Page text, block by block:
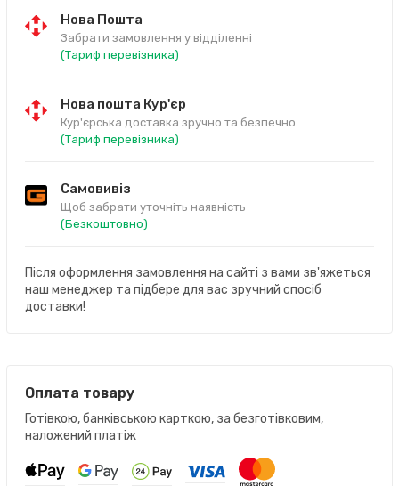
Нова Пошта
Забрати замовлення у відділенні
(Тариф перевізника)
Нова пошта Кур'єр
Кур'єрська доставка зручно та безпечно
(Тариф перевізника)
Самовивіз
Щоб забрати уточніть наявність
(Безкоштовно)
Після оформлення замовлення на сайті з вами зв'яжеться
наш менеджер та підбере для вас зручний спосіб
доставки!
Оплата товару
Готівкою, банківською карткою, за безготівковим,
наложений платіж